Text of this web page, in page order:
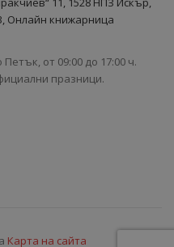
Онлайн книжарница
от 09:00 до 17:00 ч.
празници.
Карта на сайта